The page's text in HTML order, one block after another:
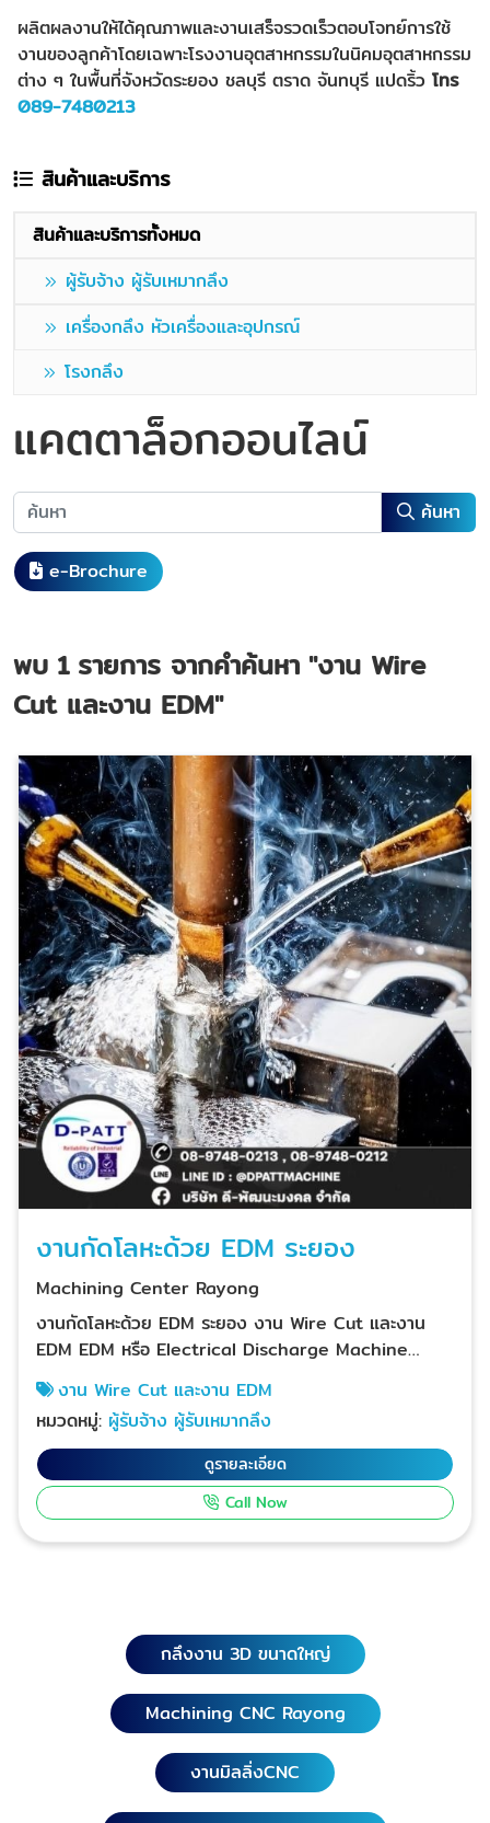
ผลิตผลงานให้ได้คุณภาพและงานเสร็จรวดเร็วตอบโจทย์การใช้
งานของลูกค้าโดยเฉพาะโรงงานอุตสาหกรรมในนิคมอุตสาหกรรม
ต่าง ๆ ในพื้นที่จังหวัดระยอง ชลบุรี ตราด จันทบุรี แปดริ้ว โทร
089-7480213
สินค้าและบริการ
สินค้าและบริการทั้งหมด
ผู้รับจ้าง ผู้รับเหมากลึง
เครื่องกลึง หัวเครื่องและอุปกรณ์
โรงกลึง
แคตตาล็อกออนไลน์
ค้นหา
e-Brochure
พบ 1 รายการ จากคำค้นหา "งาน Wire
Cut และงาน EDM"
งานกัดโลหะด้วย EDM ระยอง
Machining Center Rayong
งานกัดโลหะด้วย EDM ระยอง งาน Wire Cut และงาน
EDM EDM หรือ Electrical Discharge Machine
เป็นการกัดโลหะด้วยกระแสไฟฟ้า บริษัท ดี - พัฒนะมงคล
จำกัด ใส่ใจลงทุนทางด้านบุคลากร ช่างเทคนิคและ
เครื่องจักรที่มีเทคโนโลยีสูง ความแม่นยำและมีสปีดที่
รวดเร็ว งาน Machining CNC, Fabrication, Bending
CNC, Laser Cutting รองรับการผลิต 24 ชั่วโมง เพื่อ
ผลิตผลงานให้ได้คุณภาพและงานเสร็จรวดเร็วตอบโจทย์การ
pin) ชิ้นส่วนแม่พิมพ์ปั๊มโลหะ PAD แพ็ทคีปเปอร์แพ็ทไกด์
บล็อก รับงานไวร์คัดเหล็กทำแม่พิมพ์พลาสติก เกรด AISI
P21, P20, P20S, M238, M238HH รับงานไวร์คัท
เหล็กกล้า Tool Steels: เกรด DIN 2379, 2344, SKD-
ระยอง บ้านค่าย, อำเภอบ้านฉาง, ปลวกแดง, แกลง, วัง
งาน Wire Cut และงาน EDM
หมวดหมู่: ผู้รับจ้าง ผู้รับเหมากลึง
ดูรายละเอียด
Call Now
กลึงงาน 3D ขนาดใหญ่
Machining CNC Rayong
งานมิลลิ่งCNC